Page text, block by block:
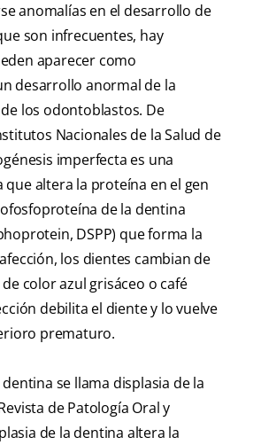
anomalías en el desarrollo de
son infrecuentes, hay
aparecer como
desarrollo anormal de la
los odontoblastos. De
Nacionales de la Salud de
imperfecta es una
que altera la proteína en el gen
de la dentina
DSPP) que forma la
los dientes cambian de
color azul grisáceo o café
debilita el diente y lo vuelve
prematuro.
se llama displasia de la
de Patología Oral y
de la dentina altera la